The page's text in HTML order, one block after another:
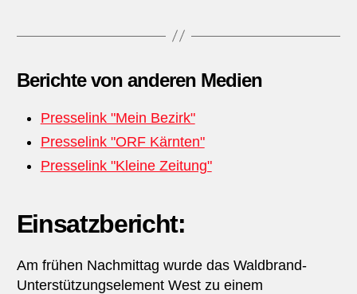
Berichte von anderen Medien
Presselink "Mein Bezirk"
Presselink "ORF Kärnten"
Presselink "Kleine Zeitung"
Einsatzbericht:
Am frühen Nachmittag wurde das Waldbrand-
Unterstützungselement West zu einem